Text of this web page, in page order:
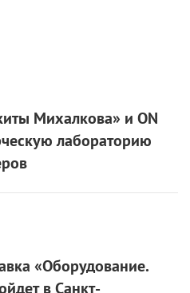
Михалкова» и ON
лабораторию
«Оборудование.
в Санкт-